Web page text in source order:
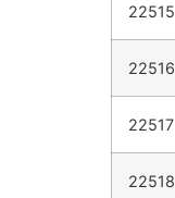
22515
22516
22517
22518